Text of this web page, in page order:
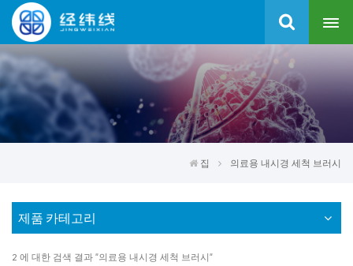
집 의료용 내시경 세척 브러시
제품 카테고리
2 에 대한 검색 결과 "의료용 내시경 세척 브러시"